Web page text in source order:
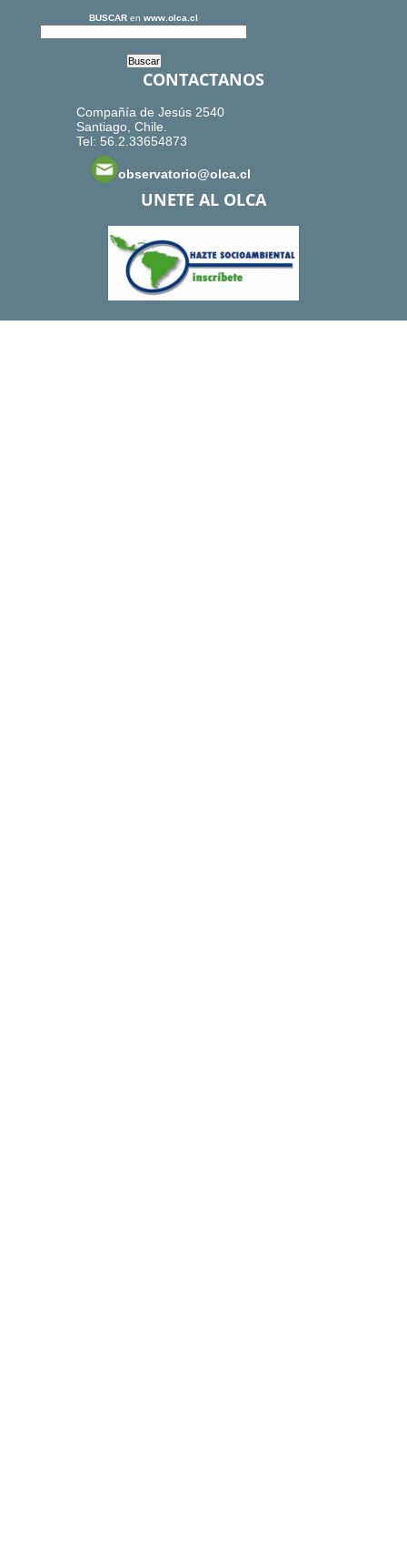
BUSCAR en www.olca.cl
CONTACTANOS
Compañía de Jesús 2540
Santiago, Chile.
Tel: 56.2.33654873
observatorio@olca.cl
UNETE AL OLCA